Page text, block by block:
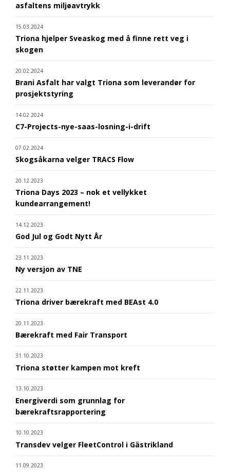
asfaltens miljøavtrykk
15.03.2024
Triona hjelper Sveaskog med å finne rett veg i
skogen
20.02.2024
Brani Asfalt har valgt Triona som leverandør for
prosjektstyring
14.02.2024
C7-Projects-nye-saas-losning-i-drift
07.02.2024
Skogsåkarna velger TRACS Flow
20.12.2023
Triona Days 2023 – nok et vellykket
kundearrangement!
14.12.2023
God Jul og Godt Nytt År
23.11.2023
Ny versjon av TNE
22.11.2023
Triona driver bærekraft med BEAst 4.0
20.11.2023
Bærekraft med Fair Transport
31.10.2023
Triona støtter kampen mot kreft
13.10.2023
Energiverdi som grunnlag for
bærekraftsrapportering
10.10.2023
Transdev velger FleetControl i Gästrikland
11.09.2023